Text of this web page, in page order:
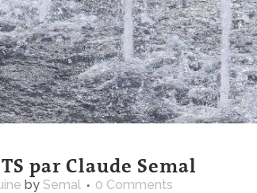
par Claude Semal
by Semal 0 Comments